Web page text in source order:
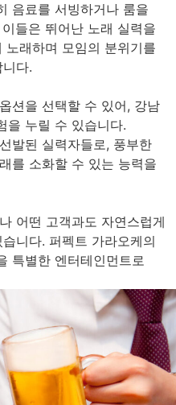
음료를 서빙하거나 룸을
들은 뛰어난 노래 실력을
래하며 모임의 분위기를
다.
션을 선택할 수 있어, 강남
을 누릴 수 있습니다.
발된 실력자들로, 풍부한
를 소화할 수 있는 능력을
어떤 고객과도 자연스럽게
니다. 퍼펙트 가라오케의
특별한 엔터테인먼트로